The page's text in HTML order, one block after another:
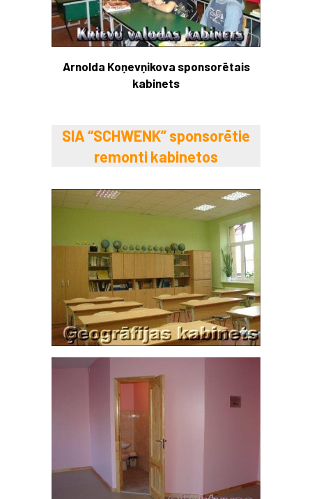
Arnolda Koņevņikova sponsorētais
kabinets
SIA “SCHWENK” sponsorētie
remonti kabinetos